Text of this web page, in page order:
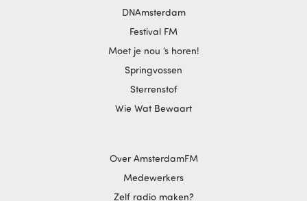
DNAmsterdam
Festival FM
Moet je nou ‘s horen!
Springvossen
Sterrenstof
Wie Wat Bewaart
Over AmsterdamFM
Medewerkers
Zelf radio maken?